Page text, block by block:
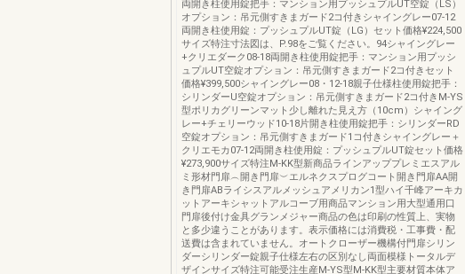
両開き柱使用錠把手：マンション用プッシュプルUT空錠（LS）
オプション：吊元側すきまガード2コ付きシャイングレー07-12
両開き柱使用錠：プッシュプルUT錠（LG）セット価格¥224,500
サイズ特注寸法図は、P.98をご覧ください。94シャイングレー
+クリエダーク08-18両開き柱使用錠把手：マンション用プッシ
ュプルUT空錠オプション：吊元側すきまガード2コ付きセット
価格¥399,500シャイングレー08・12-18親子仕様柱使用錠把手：
シリンダーU空錠オプション：吊元側すきまガード2コ付きM-YS
型ポリカグリーンマット少し離れた見え方（10cm）シャイング
レー+チェリーウッド10-18片開き柱使用錠把手：シリンダーRD
空錠オプション：吊元側すきまガード1コ付きシャイングレー＋
クリエモカ07-12両開き柱使用錠：プッシュプルUT錠セット価格
¥273,900サイズ特注M-KK型新商品ラインアッププレミエスアル
ミ形材門扉︵開き門扉︶エルネクスプログコート開き門扉AA開
き門扉ABライシスアルメッシュアメリカン1型ハイ千峰アーキカ
ットアーキシャットアルコーブ用商品マンション用大型通用口
門扉後付け金具グランメジャー商品の色は印刷の性質上、実物
と多少違うことがあります。表示価格には消費税・工事費・配
送費は含まれていません。オートクローザー機構付門扉シリン
ダーシリンダー錠親子仕様左右の区別なし両面模様トータルデ
ザインサイズ特注可能受注生産M-YS型M-KK型主要材質本体ア